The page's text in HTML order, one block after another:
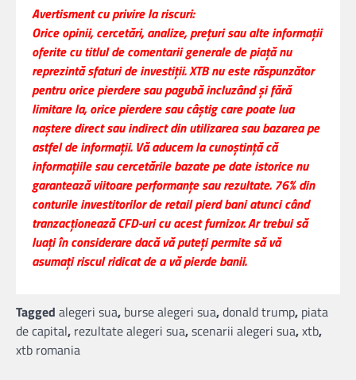
Avertisment cu privire la riscuri:
Orice opinii, cercetări, analize, preţuri sau alte informaţii
oferite cu titlul de comentarii generale de piaţă nu
reprezintă sfaturi de investiţii. XTB nu este răspunzător
pentru orice pierdere sau pagubă incluzând şi fără
limitare la, orice pierdere sau câştig care poate lua
naştere direct sau indirect din utilizarea sau bazarea pe
astfel de informaţii. Vă aducem la cunoştinţă că
informaţiile sau cercetările bazate pe date istorice nu
garantează viitoare performanţe sau rezultate. 76% din
conturile investitorilor de retail pierd bani atunci când
tranzacționează CFD-uri cu acest furnizor. Ar trebui să
luați în considerare dacă vă puteți permite să vă
asumați riscul ridicat de a vă pierde banii.
Tagged alegeri sua, burse alegeri sua,donald trump, piata
de capital, rezultate alegeri sua,scenarii alegeri sua,xtb,
xtb romania